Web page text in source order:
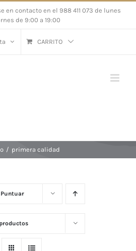
en contacto en el 988 411 073 de lunes
de 9:00 a 19:00
CARRITO
/ primera calidad
Puntuar